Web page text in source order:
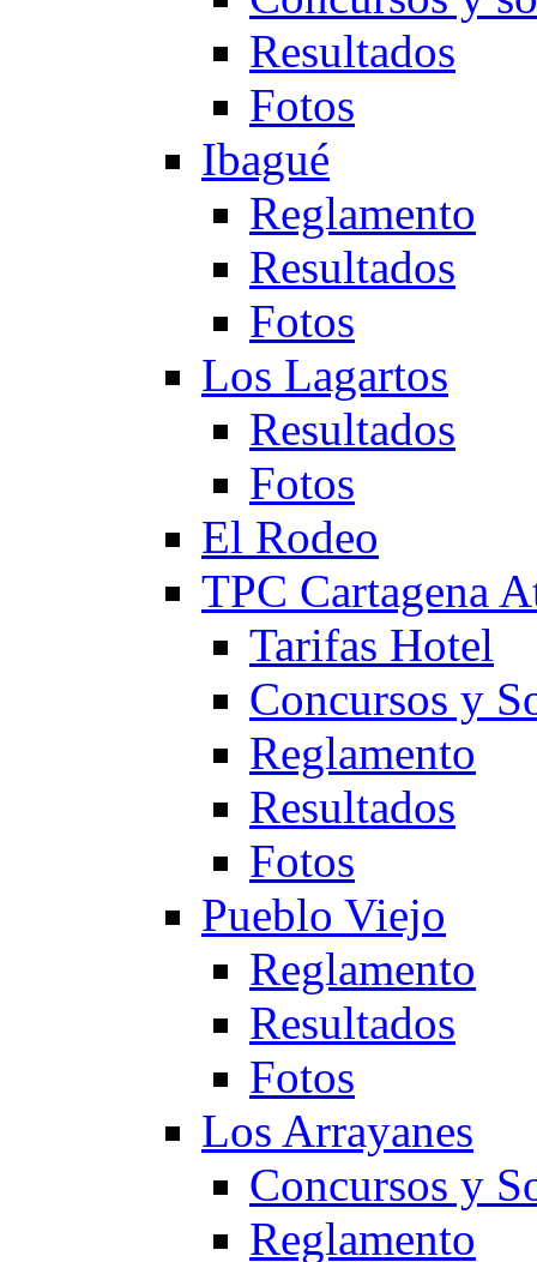
Resultados
Fotos
Ibagué
Reglamento
Resultados
Fotos
Los Lagartos
Resultados
Fotos
El Rodeo
TPC Cartagena
Tarifas Hotel
Concursos y
Reglamento
Resultados
Fotos
Pueblo Viejo
Reglamento
Resultados
Fotos
Los Arrayanes
Concursos y
Reglamento